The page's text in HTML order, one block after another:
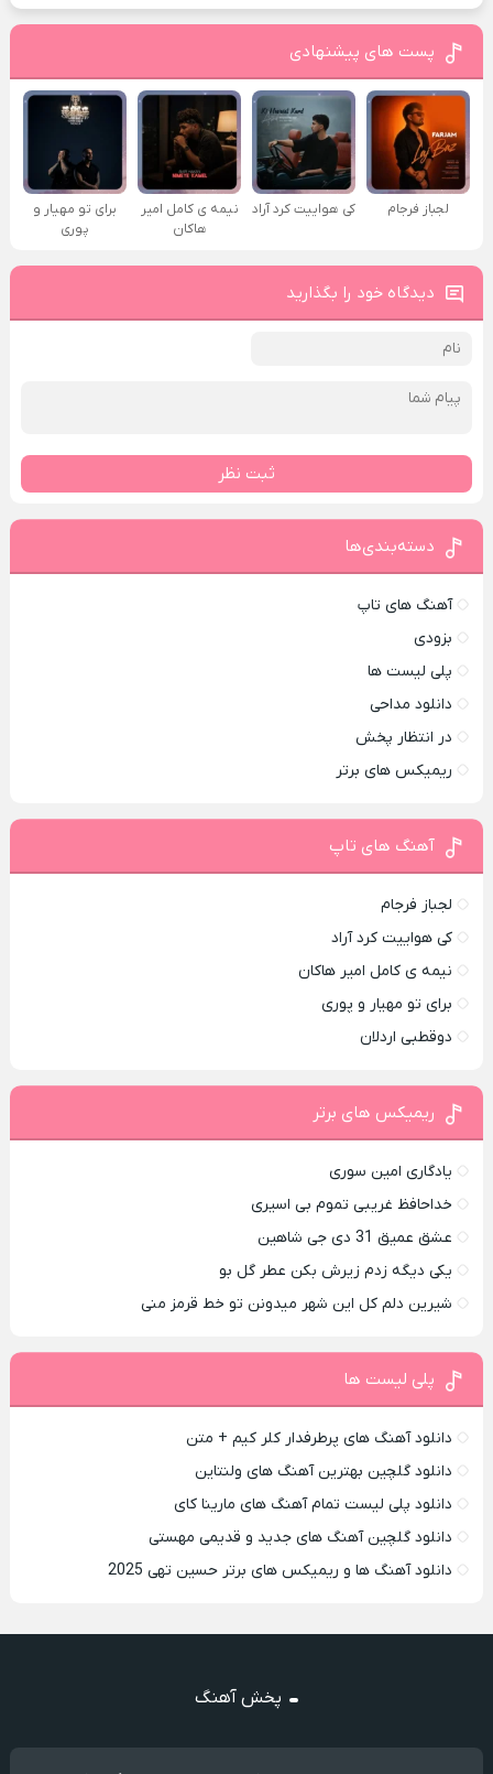
پست های پیشنهادی
لجباز فرجام کی هواییت کرد آراد
نیمه ی کامل امیر
هاکان
برای تو مهیار و
پوری
دیدگاه خود را بگذارید
ثبت نظر
دسته‌بندی‌ها
آهنگ های تاپ
بزودی
پلی لیست ها
دانلود مداحی
در انتظار پخش
ریمیکس های برتر
آهنگ های تاپ
لجباز فرجام
کی هواییت کرد آراد
نیمه ی کامل امیر هاکان
برای تو مهیار و پوری
دوقطبی اردلان
ریمیکس های برتر
یادگاری امین سوری
خداحافظ غریبی تموم بی اسیری
عشق عمیق 31 دی جی شاهین
یکی دیگه زدم زیرش بکن عطر گل بو
شیرین دلم کل این شهر میدونن تو خط قرمز منی
پلی لیست ها
دانلود آهنگ های پرطرفدار کلر کیم + متن
دانلود گلچین بهترین آهنگ های ولنتاین
دانلود پلی لیست تمام آهنگ های مارینا کای
دانلود گلچین آهنگ های جدید و قدیمی مهستی
دانلود آهنگ ها و ریمیکس های برتر حسین تهی 2025
پخش آهنگ